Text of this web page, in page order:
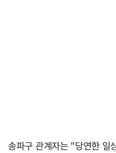
송파구 관계자는 "당연한 일